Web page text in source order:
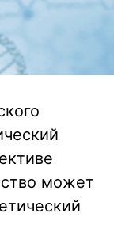
может